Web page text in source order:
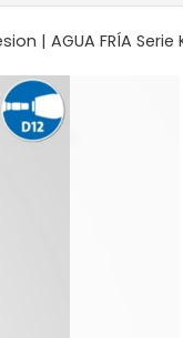
| AGUA FRÍA Serie